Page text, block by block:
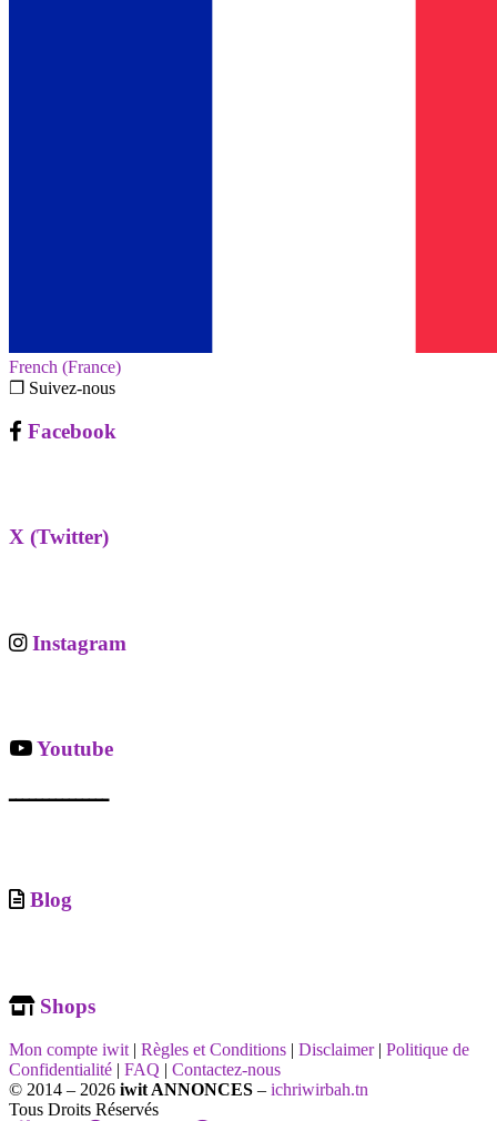
French (France)‎
❐ Suivez-nous
Facebook
X (Twitter)
Instagram
Youtube
ـــــــــــــــ
Blog
Shops
Mon compte iwit | Règles et Conditions | Disclaimer | Politique de
Confidentialité | FAQ | Contactez-nous
© 2014 – 2026 iwit ANNONCES – ichriwirbah.tn
Tous Droits Réservés